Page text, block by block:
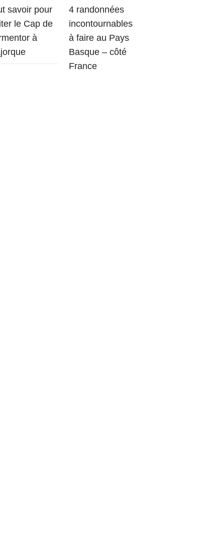
savoir pour
le Cap de
à
4 randonnées
incontournables
à faire au Pays
Basque – côté
France